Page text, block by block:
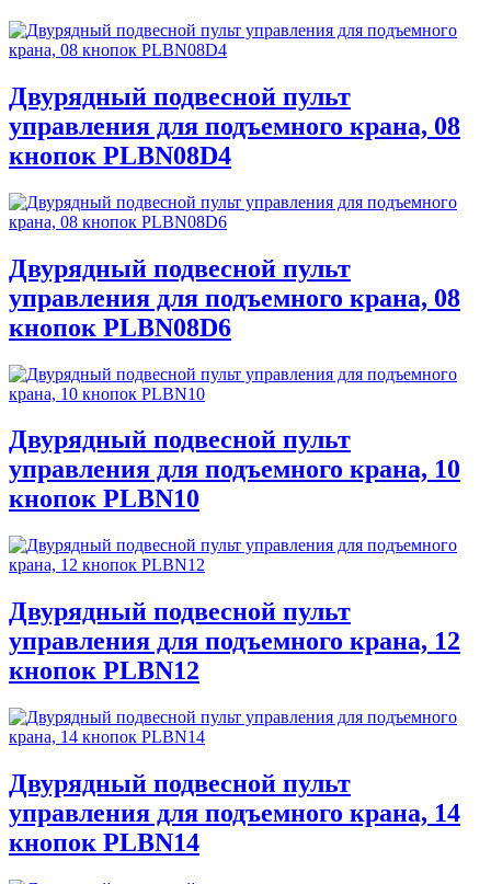
Двурядный подвесной пульт
управления для подъемного крана, 08
кнопок PLBN08D4
Двурядный подвесной пульт
управления для подъемного крана, 08
кнопок PLBN08D6
Двурядный подвесной пульт
управления для подъемного крана, 10
кнопок PLBN10
Двурядный подвесной пульт
управления для подъемного крана, 12
кнопок PLBN12
Двурядный подвесной пульт
управления для подъемного крана, 14
кнопок PLBN14